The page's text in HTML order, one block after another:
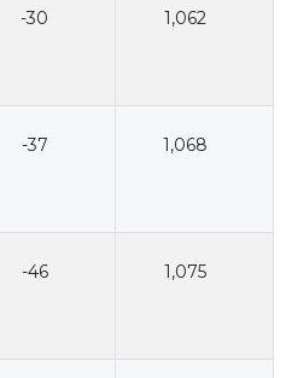
-30 1,062
-37 1,068
-46 1,075